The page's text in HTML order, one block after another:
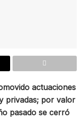
actuaciones
privadas; por valor
pasado se cerró